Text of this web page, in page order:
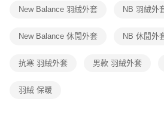
客戶支援中心」 https://
１．透過由恩沛科技股份有限公司提供之「
權轉讓予恩沛科技股份有限公司。
３．未成年的使用者請事先徵得法定代理人或
New Balance 羽絨外套 NB 羽絨外
New Balance 休閒外套 NB 休閒外
抗寒 羽絨外套 男款 羽絨外套
羽絨 保暖